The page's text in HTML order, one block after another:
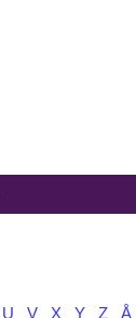
U V X Y Z Å